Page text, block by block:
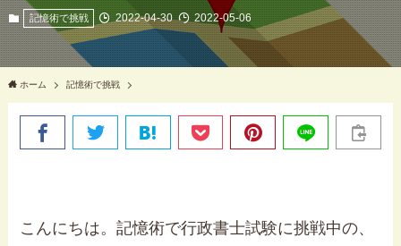
記憶術で挑戦 2022-04-30 2022-05-06
ホーム 記憶術で挑戦
こんにちは。記憶術で行政書士試験に挑戦中の、